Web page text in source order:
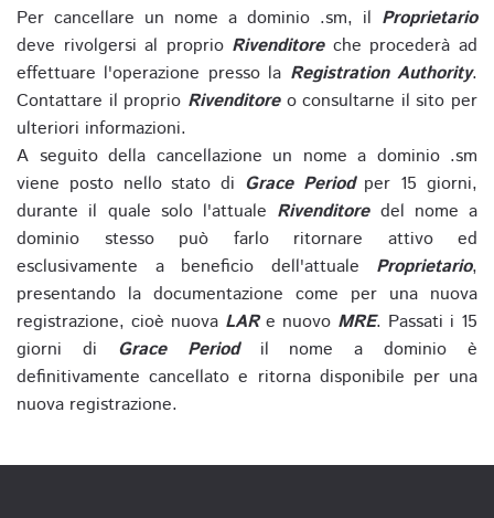
Per cancellare un nome a dominio .sm, il Proprietario
deve rivolgersi al proprio Rivenditoreche procederà ad
effettuare l'operazione presso la Registration Authority.
Contattare il proprio Rivenditoreo consultarne il sito per
ulteriori informazioni.
A seguito della cancellazione un nome a dominio .sm
viene posto nello stato di Grace Periodper 15 giorni,
durante il quale solo l'attuale Rivenditoredel nome a
dominio stesso può farlo ritornare attivo ed
esclusivamente a beneficio dell'attuale Proprietario,
presentando la documentazione come per una nuova
registrazione, cioè nuova LARe nuovo MRE. Passati i 15
giorni di Grace Periodil nome a dominio è
definitivamente cancellato e ritorna disponibile per una
nuova registrazione.